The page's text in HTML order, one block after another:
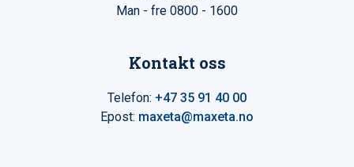
Man - fre 0800 - 1600
Kontakt oss
Telefon: +47 35 91 40 00
Epost: maxeta@maxeta.no